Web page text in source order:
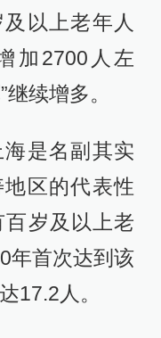
以上老年人
加2700人左
续增多。
是名副其实
区的代表性
岁及以上老
年首次达到该
17.2人。